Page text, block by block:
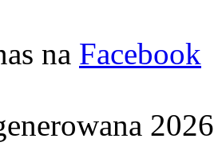
na Facebook